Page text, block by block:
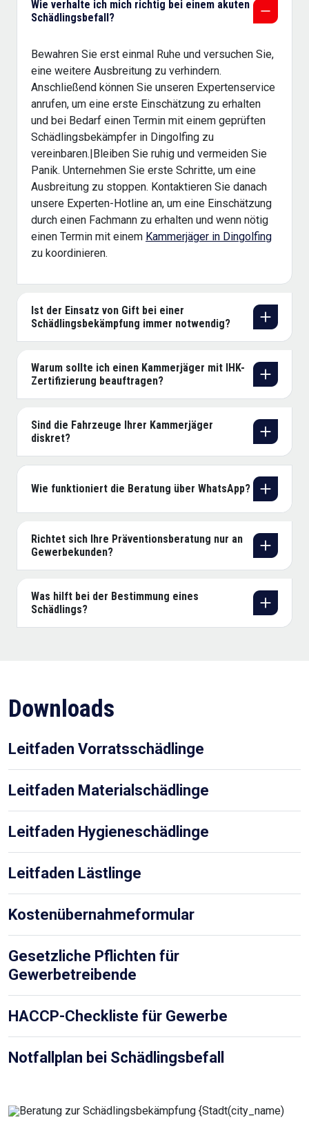
Wie verhalte ich mich richtig bei einem akuten
Schädlingsbefall?
Bewahren Sie erst einmal Ruhe und versuchen Sie,
eine weitere Ausbreitung zu verhindern.
Anschließend können Sie unseren Expertenservice
anrufen, um eine erste Einschätzung zu erhalten
und bei Bedarf einen Termin mit einem geprüften
Schädlingsbekämpfer in Dingolfing zu
vereinbaren.|Bleiben Sie ruhig und vermeiden Sie
Panik. Unternehmen Sie erste Schritte, um eine
Ausbreitung zu stoppen. Kontaktieren Sie danach
unsere Experten-Hotline an, um eine Einschätzung
durch einen Fachmann zu erhalten und wenn nötig
einen Termin mit einem Kammerjäger in Dingolfing
zu koordinieren.
Ist der Einsatz von Gift bei einer
Schädlingsbekämpfung immer notwendig?
Warum sollte ich einen Kammerjäger mit IHK-
Zertifizierung beauftragen?
Sind die Fahrzeuge Ihrer Kammerjäger
diskret?
Wie funktioniert die Beratung über WhatsApp?
Richtet sich Ihre Präventionsberatung nur an
Gewerbekunden?
Was hilft bei der Bestimmung eines
Schädlings?
Downloads
Leitfaden Vorratsschädlinge
Leitfaden Materialschädlinge
Leitfaden Hygieneschädlinge
Leitfaden Lästlinge
Kostenübernahmeformular
Gesetzliche Pflichten für
Gewerbetreibende
HACCP-Checkliste für Gewerbe
Notfallplan bei Schädlingsbefall